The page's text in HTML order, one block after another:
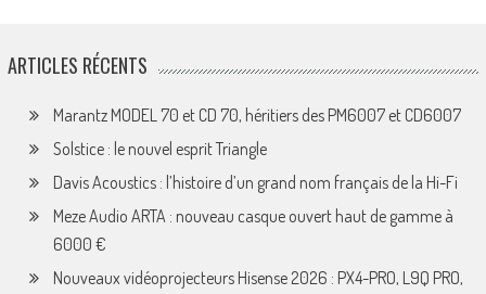
ARTICLES RÉCENTS
Marantz MODEL 70 et CD 70, héritiers des PM6007 et CD6007
Solstice : le nouvel esprit Triangle
Davis Acoustics : l’histoire d’un grand nom français de la Hi-Fi
Meze Audio ARTA : nouveau casque ouvert haut de gamme à
6000 €
Nouveaux vidéoprojecteurs Hisense 2026 : PX4-PRO, L9Q PRO,